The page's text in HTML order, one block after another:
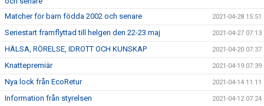
Matcher för barn födda 2002 och senare 2021-04-28 15:51
Seriestart framflyttad till helgen den 22-23 maj 2021-04-27 07:13
HÄLSA, RÖRELSE, IDROTT OCH KUNSKAP 2021-04-20 07:37
Knattepremiär 2021-04-19 07:39
Nya lock från EcoRetur 2021-04-14 11:11
Information från styrelsen 2021-04-12 07:24